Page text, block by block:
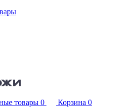
товары 0 Корзина 0